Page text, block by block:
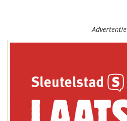
Advertentie